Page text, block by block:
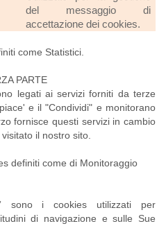
del messaggio di
accettazione dei cookies.
come Statistici.
PARTE
legati ai servizi forniti da terze
e il "Condividi" e monitorano
fornisce questi servizi in cambio
il nostro sito.
definiti come di Monitoraggio
sono i cookies utilizzati per
di navigazione e sulle Sue